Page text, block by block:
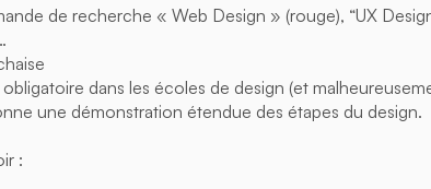
de recherche « Web Design » (rouge), “UX
dans les écoles de design (et
une démonstration étendue des étapes du design.
: